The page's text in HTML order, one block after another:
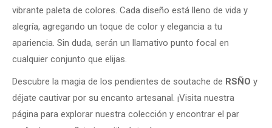
vibrante paleta de colores. Cada diseño está lleno de vida y
alegría, agregando un toque de color y elegancia a tu
apariencia. Sin duda, serán un llamativo punto focal en
cualquier conjunto que elijas.
Descubre la magia de los pendientes de soutache de RSÑO y
déjate cautivar por su encanto artesanal. ¡Visita nuestra
página para explorar nuestra colección y encontrar el par